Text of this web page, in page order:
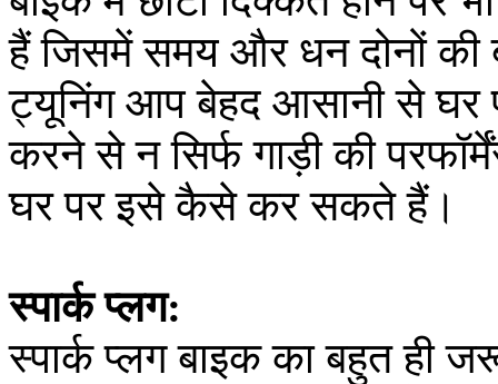
हैं जिसमें समय और धन दोनों की
ट्यूनिंग आप बेहद आसानी से घर
करने से न सिर्फ गाड़ी की
घर पर इसे कैसे कर सकते हैं।
स्पार्क प्लग:
स्पार्क प्लग बाइक का बहुत ही